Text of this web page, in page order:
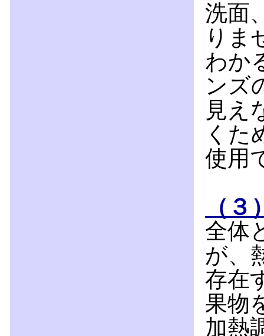
洗面
りま
わか
ンズ
見え
くた
使用
（
全体
が、
存在
果物
加熱